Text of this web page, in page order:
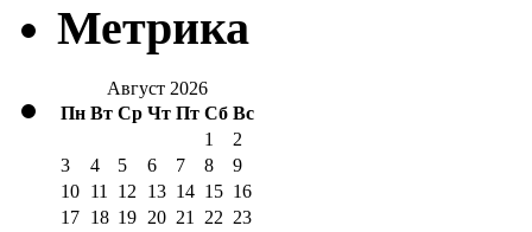
Метрика
Август 2026
Пн Вт Ср Чт Пт Сб Вс
1
2
3
4 5 6 7 8
9
10 11 12 13 14 15 16
17 18 19 20 21 22 23